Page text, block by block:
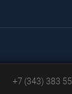
+7 (343) 383